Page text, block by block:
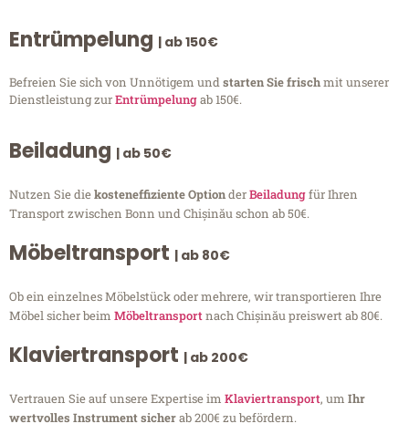
Entrümpelung | ab 150€
Befreien Sie sich von Unnötigem undstarten Sie frischmit unserer
Dienstleistung zurEntrümpelungab 150€.
Beiladung | ab 50€
Nutzen Sie diekosteneffiziente OptionderBeiladungfür Ihren
Transport zwischen Bonn und Chișinău schon ab 50€.
Möbeltransport | ab 80€
Ob ein einzelnes Möbelstück oder mehrere, wir transportieren Ihre
Möbel sicher beim Möbeltransportnach Chișinău preiswert ab 80€.
Klaviertransport | ab 200€
Vertrauen Sie auf unsere Expertise im Klaviertransport, um Ihr
wertvolles Instrument sicherab 200€ zu befördern.